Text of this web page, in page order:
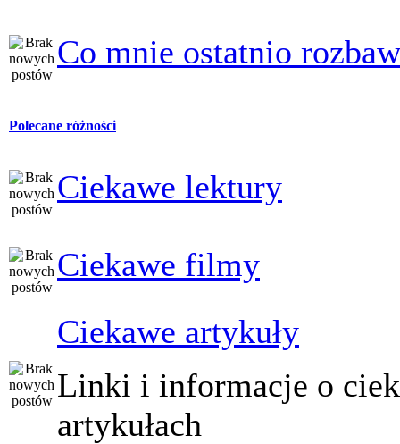
Co mnie ostatnio
Polecane różności
Ciekawe lektury
Ciekawe filmy
Ciekawe artykuły
Linki i informacje o
artykułach